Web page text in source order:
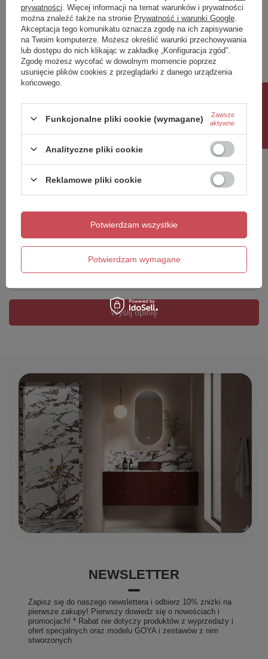
Napisz swoją opinię
Twoja ocena:
5/5
Dodaj własne zdjęcie produktu:
Twoje imię
Wyślij opinię
NEWSLETTER
Zapisz się do naszego newslettera i odbierz 10% zniżki na
pierwsze zakupy! Pierwszy dowiedz się o nowościach i
promocjach! * Rabat nie dotyczy produktów z wyprzedaży i
ofert specjalnych oraz modelu GOYA i zestawów z nim
stworzonych
prywatności . Więcej informacji na temat warunków i prywatności
można znaleźć także na stronie Prywatność i warunki Google
Akceptacja tego komunikatu oznacza zgodę na ich zapisywanie
na Twoim komputerze. Możesz określić warunki przechowywania
lub dostępu do nich klikając w zakładkę „Konfiguracja zgód”.
Zgodę możesz wycofać w dowolnym momencie poprzez
usunięcie plików cookies z przeglądarki z danego urządzenia
końcowego.
Funkcjonalne pliki cookie (wymagane)
Zawsze
aktywne
Analityczne pliki cookie
Reklamowe pliki cookie
Potwierdzam wymagane
Potwierdzam wszystkie